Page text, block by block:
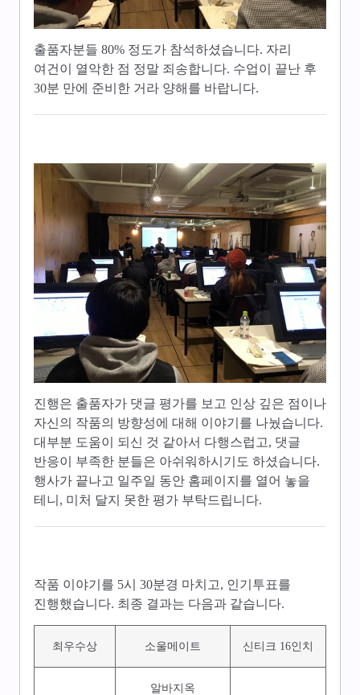
출품자분들 80% 정도가 참석하셨습니다. 자리
여건이 열악한 점 정말 죄송합니다. 수업이 끝난 후
30분 만에 준비한 거라 양해를 바랍니다.
진행은 출품자가 댓글 평가를 보고 인상 깊은 점이나
자신의 작품의 방향성에 대해 이야기를 나눴습니다.
대부분 도움이 되신 것 같아서 다행스럽고, 댓글
반응이 부족한 분들은 아쉬워하시기도 하셨습니다.
행사가 끝나고 일주일 동안 홈페이지를 열어 놓을
테니, 미처 달지 못한 평가 부탁드립니다.
작품 이야기를 5시 30분경 마치고, 인기투표를
진행했습니다. 최종 결과는 다음과 같습니다.
최우수상 소울메이트 신티크 16인치
알바지옥